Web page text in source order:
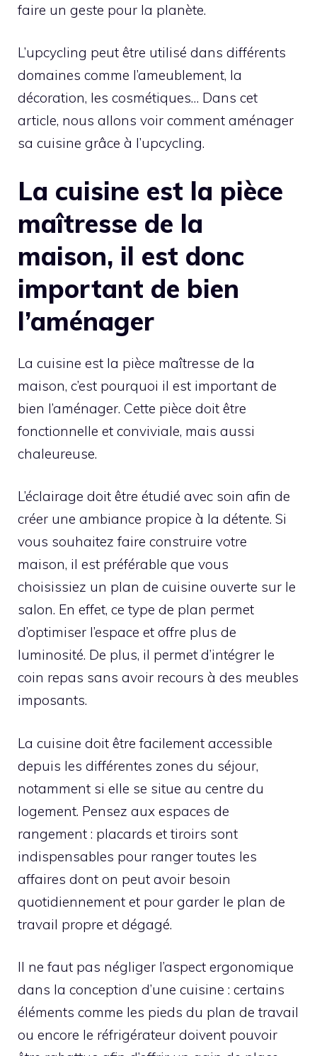
faire un geste pour la planète.
L’upcycling peut être utilisé dans différents
domaines comme l’ameublement, la
décoration, les cosmétiques… Dans cet
article, nous allons voir comment aménager
sa cuisine grâce à l’upcycling.
La cuisine est la pièce
maîtresse de la
maison, il est donc
important de bien
l’aménager
La cuisine est la pièce maîtresse de la
maison, c’est pourquoi il est important de
bien l’aménager. Cette pièce doit être
fonctionnelle et conviviale, mais aussi
chaleureuse.
L’éclairage doit être étudié avec soin afin de
créer une ambiance propice à la détente. Si
vous souhaitez faire construire votre
maison, il est préférable que vous
choisissiez un plan de cuisine ouverte sur le
salon. En effet, ce type de plan permet
d’optimiser l’espace et offre plus de
luminosité. De plus, il permet d’intégrer le
coin repas sans avoir recours à des meubles
imposants.
La cuisine doit être facilement accessible
depuis les différentes zones du séjour,
notamment si elle se situe au centre du
logement. Pensez aux espaces de
rangement : placards et tiroirs sont
indispensables pour ranger toutes les
affaires dont on peut avoir besoin
quotidiennement et pour garder le plan de
travail propre et dégagé.
Il ne faut pas négliger l’aspect ergonomique
dans la conception d’une cuisine : certains
éléments comme les pieds du plan de travail
ou encore le réfrigérateur doivent pouvoir